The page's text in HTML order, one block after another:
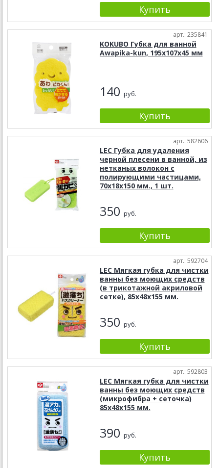
арт.: 235841
KOKUBO Губка для ванной
Awapika-kun, 195х107х45 мм
140 руб.
арт.: 582606
LEC Губка для удаления
черной плесени в ванной, из
нетканых волокон с
полирующими частицами,
70х18х150 мм., 1 шт.
350 руб.
арт.: 592704
LEC Мягкая губка для чистки
ванны без моющих средств
(в трикотажной акриловой
сетке), 85х48х155 мм.
350 руб.
арт.: 592803
LEC Мягкая губка для чистки
ванны без моющих средств
(микрофибра + сеточка)
85х48х155 мм.
390 руб.